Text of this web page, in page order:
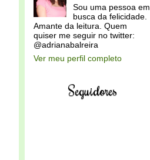
Sou uma pessoa em
busca da felicidade.
Amante da leitura. Quem
quiser me seguir no twitter:
@adrianabalreira
Ver meu perfil completo
Seguidores